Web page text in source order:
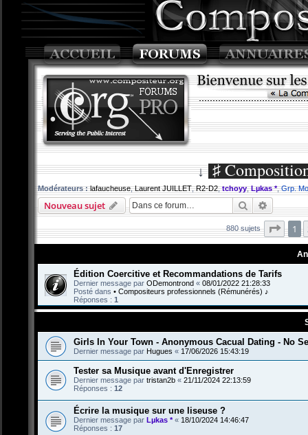
↓ ♯
Modérateurs : lafaucheuse,Laurent JUILLET,R2-D2,tchoyy,Lµkas *,Grp.
Nouveau sujet Rechercher
880 sujets Page
1
Édition Coercitive et Recommandations de Tarifs
Dernier message par ODemontrond « 08/01/2022 21:28:33
Posté dans • Compositeurs professionnels (Rémunérés) ♪
Réponses : 1
Girls In Your Town - Anonymous Cacual Dating - No
Dernier message par Hugues « 17/06/2026 15:43:19
Tester sa Musique avant d'Enregistrer
Dernier message par tristan2b « 21/11/2024 22:13:59
Réponses : 12
Écrire la musique sur une liseuse ?
Dernier message par Lµkas *« 18/10/2024 14:46:47
Réponses : 17